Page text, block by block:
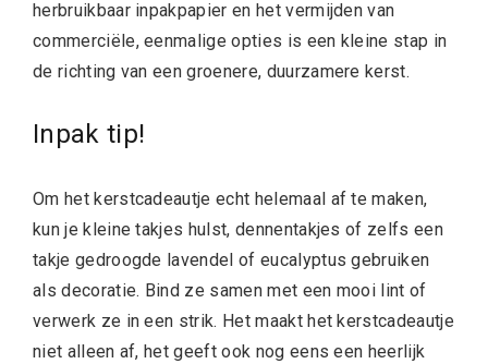
herbruikbaar inpakpapier en het vermijden van
commerciële, eenmalige opties is een kleine stap in
de richting van een groenere, duurzamere kerst.
Inpak tip!
Om het kerstcadeautje echt helemaal af te maken,
kun je kleine takjes hulst, dennentakjes of zelfs een
takje gedroogde lavendel of eucalyptus gebruiken
als decoratie. Bind ze samen met een mooi lint of
verwerk ze in een strik. Het maakt het kerstcadeautje
niet alleen af, het geeft ook nog eens een heerlijk